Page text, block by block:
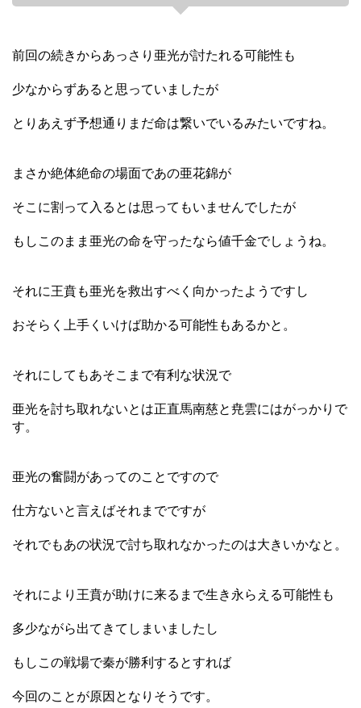
前回の続きからあっさり亜光が討たれる可能性も
少なからずあると思っていましたが
とりあえず予想通りまだ命は繋いでいるみたいですね。
まさか絶体絶命の場面であの亜花錦が
そこに割って入るとは思ってもいませんでしたが
もしこのまま亜光の命を守ったなら値千金でしょうね。
それに王賁も亜光を救出すべく向かったようですし
おそらく上手くいけば助かる可能性もあるかと。
それにしてもあそこまで有利な状況で
亜光を討ち取れないとは正直馬南慈と尭雲にはがっかりで
す。
亜光の奮闘があってのことですので
仕方ないと言えばそれまでですが
それでもあの状況で討ち取れなかったのは大きいかなと。
それにより王賁が助けに来るまで生き永らえる可能性も
多少ながら出てきてしまいましたし
もしこの戦場で秦が勝利するとすれば
今回のことが原因となりそうです。